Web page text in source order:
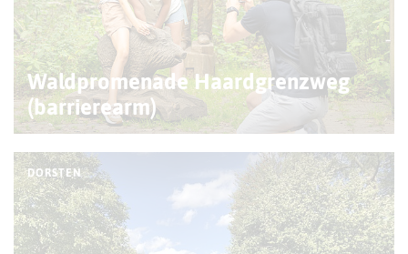
Waldpromenade Haardgrenzweg
(barrierearm)
DORSTEN